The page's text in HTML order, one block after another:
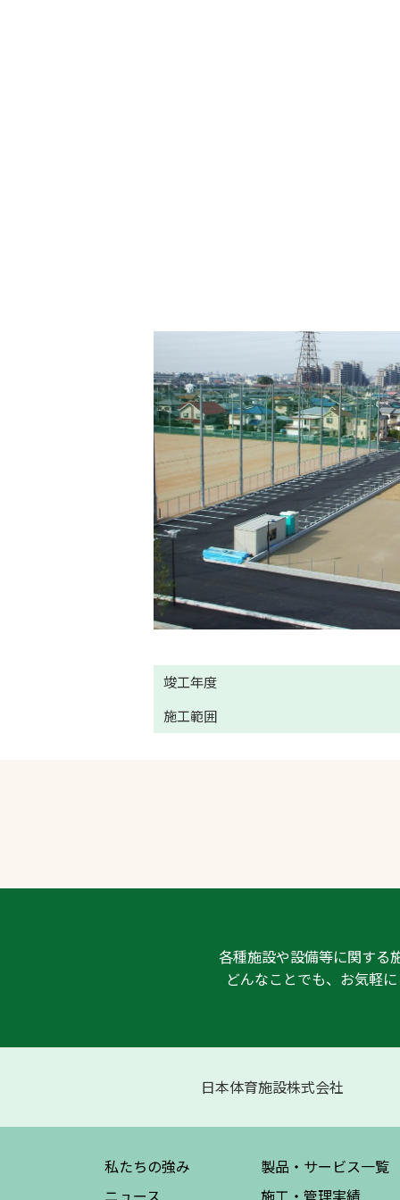
竣工年度
施工範囲
各種施設や設備等に関する
どんなことでも、お気軽
日本体育施設株式会社
私たちの強み
ニュース
製品・サービス一覧
施工・管理実績